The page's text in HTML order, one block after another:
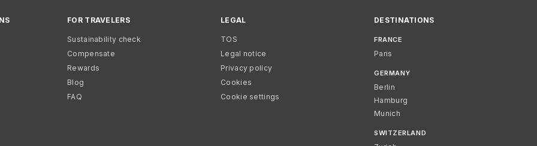
FOR TRAVELERS
Sustainability check
Compensate
Rewards
Blog
FAQ
LEGAL
TOS
Legal notice
Privacy policy
Cookies
Cookie settings
DESTINATIONS
FRANCE
Paris
GERMANY
Berlin
Hamburg
Munich
SWITZERLAND